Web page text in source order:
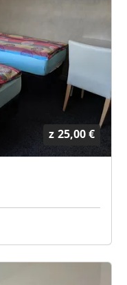
z 25,00 €